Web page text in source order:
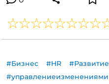
#Бизнес #HR
#Развитие
#управлениеизменениями